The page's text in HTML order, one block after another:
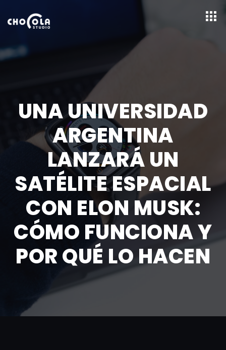
UNA UNIVERSIDAD
ARGENTINA
LANZARÁ UN
SATÉLITE ESPACIAL
CON ELON MUSK:
CÓMO FUNCIONA Y
POR QUÉ LO HACEN